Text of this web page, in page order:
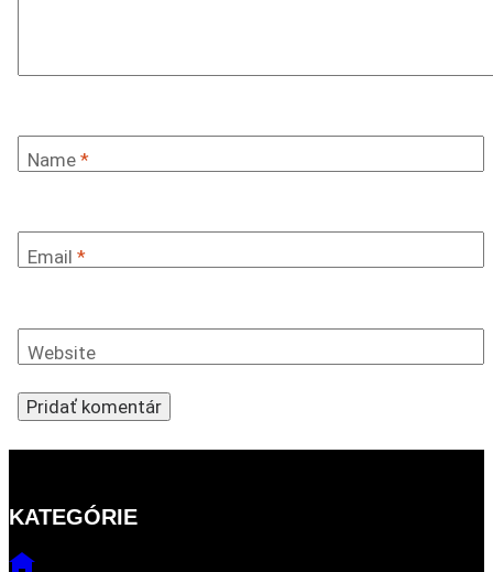
Name *
Email *
Website
KATEGÓRIE